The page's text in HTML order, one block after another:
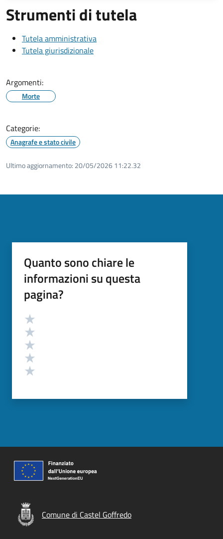
Strumenti di tutela
Tutela amministrativa
Tutela giurisdizionale
Argomenti:
Morte
Categorie:
Anagrafe e stato civile
Ultimo aggiornamento: 20/05/2026 11:22.32
Quanto sono chiare le
informazioni su questa
pagina?
Valutazione
Comune di Castel Goffredo